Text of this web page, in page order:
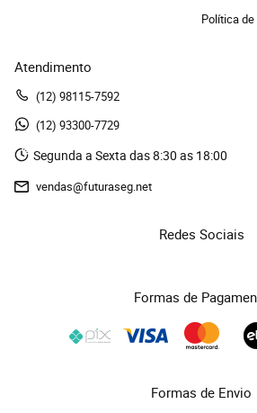
Política
Atendimento
(12) 98115-7592
(12) 93300-7729
Segunda a Sexta das 8:30 as 18:00
vendas@futuraseg.net
Redes Sociais
Formas de
Formas de Envio